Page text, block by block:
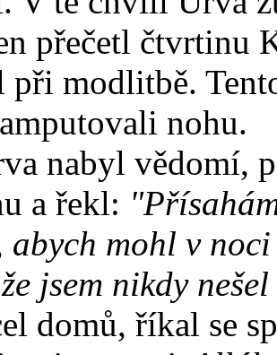
přečetl čtvrtinu
při modlitbě.
nohu.
nabyl vědomí,
a řekl:
mohl v
jsem nikdy
domů, říkal se